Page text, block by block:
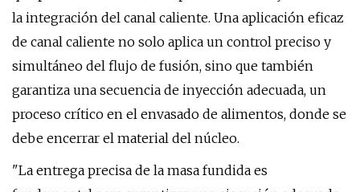
la integración del canal caliente. Una aplicación eficaz
de canal caliente no solo aplica un control preciso y
simultáneo del flujo de fusión, sino que también
garantiza una secuencia de inyección adecuada, un
proceso crítico en el envasado de alimentos, donde se
debe encerrar el material del núcleo.
"La entrega precisa de la masa fundida es